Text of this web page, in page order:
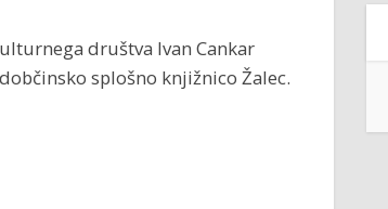
društva Ivan Cankar
splošno knjižnico Žalec.